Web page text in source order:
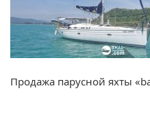
Продажа парусной яхты